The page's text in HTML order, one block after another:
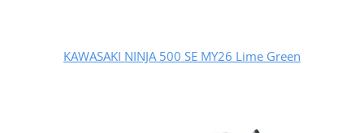
KAWASAKI NINJA 500 SE MY26 Lime Green